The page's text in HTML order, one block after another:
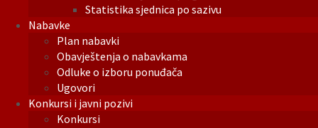
Statistika sjednica po sazivu
Nabavke
Plan nabavki
Obavještenja o nabavkama
Odluke o izboru ponuđača
Ugovori
Konkursi i javni pozivi
Konkursi